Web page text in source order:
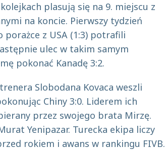
plasują się na 9. miejscu z
na koncie. Pierwszy tydzień
porażce z USA (1:3) potrafili
ulec w takim samym
pokonać Kanadę 3:2.
Slobodana Kovaca weszli
Chiny 3:0. Liderem ich
przez swojego brata Mirzę.
Yenipazar. Turecka ekipa liczy
rokiem i awans w rankingu FIVB.